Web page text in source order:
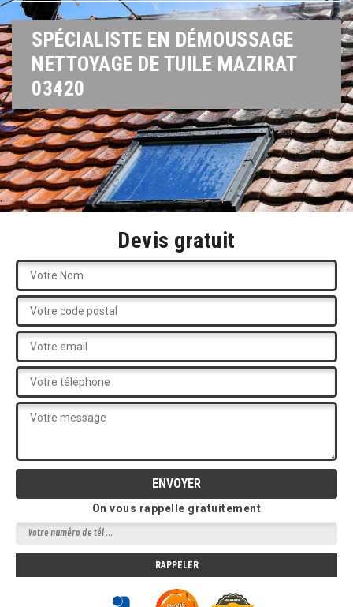
SPÉCIALISTE EN DÉMOUSSAGE
NETTOYAGE DE TUILE MAZIRAT
03420
Devis gratuit
On vous rappelle gratuitement